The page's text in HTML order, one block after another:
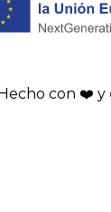
Hecho con ❤️ y